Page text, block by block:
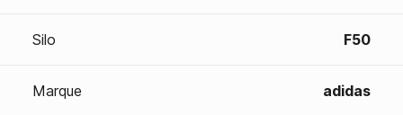
Silo F50
Marque adidas